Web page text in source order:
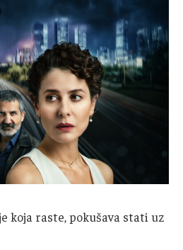
koja raste, pokušava stati uz